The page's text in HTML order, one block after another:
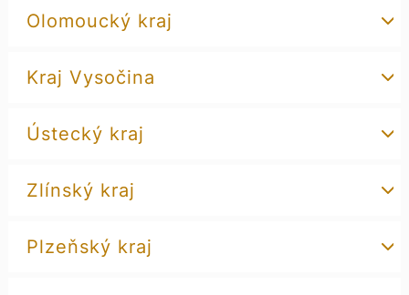
Olomoucký kraj
Kraj Vysočina
Ústecký kraj
Zlínský kraj
Plzeňský kraj